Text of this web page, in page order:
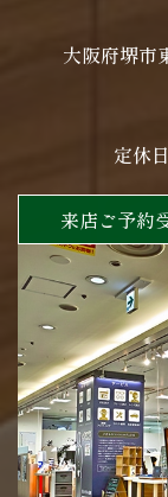
大阪府堺市
定休
来店ご予約